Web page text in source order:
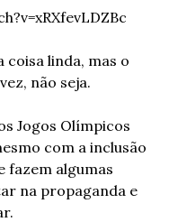
coisa linda, mas o
não seja.
Jogos Olímpicos
com a inclusão
fazem algumas
na propaganda e